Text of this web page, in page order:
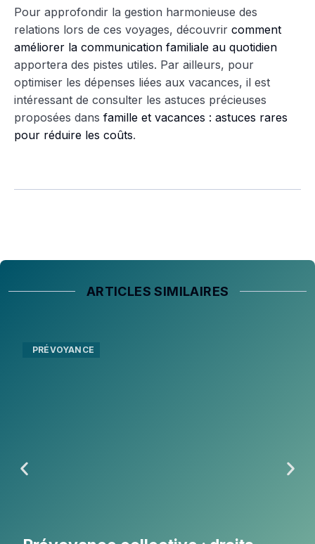
Pour approfondir la gestion harmonieuse des
relations lors de ces voyages, découvrir comment
améliorer la communication familiale au quotidien
apportera des pistes utiles. Par ailleurs, pour
optimiser les dépenses liées aux vacances, il est
intéressant de consulter les astuces précieuses
proposées dans famille et vacances : astuces rares
pour réduire les coûts.
ARTICLES SIMILAIRES
PRÉVOYANCE